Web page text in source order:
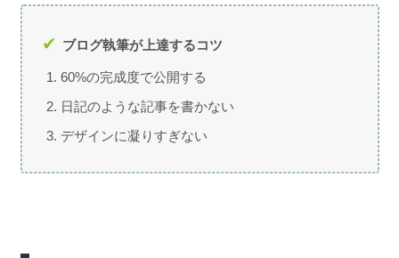
ブログ執筆が上達するコツ
60%の完成度で公開する
日記のような記事を書かない
デザインに凝りすぎない